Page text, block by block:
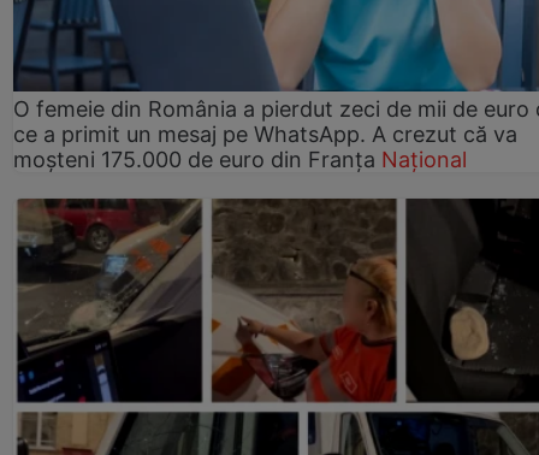
O femeie din România a pierdut zeci de mii de euro
ce a primit un mesaj pe WhatsApp. A crezut că va
moșteni 175.000 de euro din Franța Național